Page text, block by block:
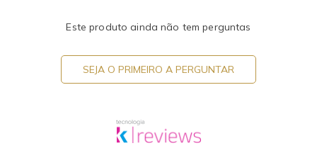
Este produto ainda não tem perguntas
SEJA O PRIMEIRO A PERGUNTAR